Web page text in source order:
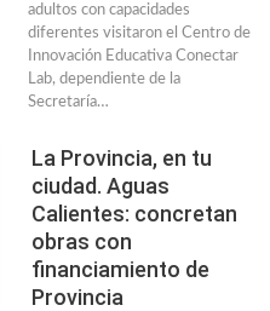
adultos con capacidades
diferentes visitaron el Centro de
Innovación Educativa Conectar
Lab, dependiente de la
Secretaría…
La Provincia, en tu
ciudad. Aguas
Calientes: concretan
obras con
financiamiento de
Provincia